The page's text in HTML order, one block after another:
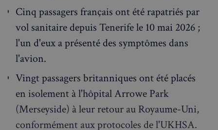
Cinq passagers français ont été rapatriés par
vol sanitaire depuis Tenerife le 10 mai 2026 ;
l'un d'eux a présenté des symptômes dans
l'avion.
Vingt passagers britanniques ont été placés
en isolement à l'hôpital Arrowe Park
(Merseyside) à leur retour au Royaume-Uni,
conformément aux protocoles de l'UKHSA.